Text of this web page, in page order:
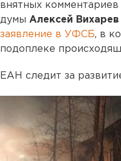
внятных
думы Алексей Вихарев
заявление в УФСБ, в
подоплеке
ЕАН следит за